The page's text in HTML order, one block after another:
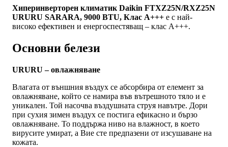
Хиперинверторен климатик Daikin FTXZ25N/RXZ25N
URURU SARARA, 9000 BTU, Клас A+++ е с най-
високо ефективен и енергоспестяващ – клас А+++.
Основни белези
URURU – овлажняване
Влагата от външния въздух се абсорбира от елемент за
овлажняване, който се намира във вътрешното тяло и е
уникален. Той насочва въздушната струя навътре. Дори
при сухия зимен въздух се постига ефикасно и бързо
овлажняване. То поддържа ниво на влажност, в което
вирусите умират, а Вие сте предпазени от изсушаване на
кожата.